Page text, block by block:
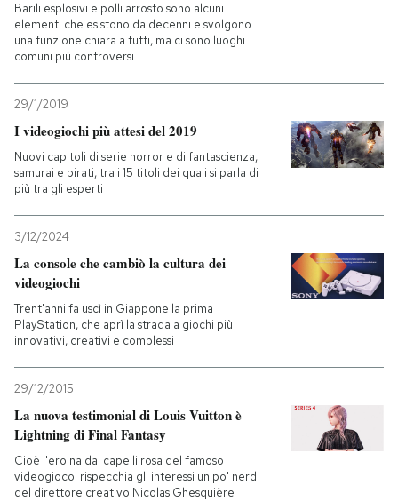
Barili esplosivi e polli arrosto sono alcuni
elementi che esistono da decenni e svolgono
una funzione chiara a tutti, ma ci sono luoghi
comuni più controversi
29/1/2019
I videogiochi più attesi del 2019
Nuovi capitoli di serie horror e di fantascienza,
samurai e pirati, tra i 15 titoli dei quali si parla di
più tra gli esperti
3/12/2024
La console che cambiò la cultura dei
videogiochi
Trent'anni fa uscì in Giappone la prima
PlayStation, che aprì la strada a giochi più
innovativi, creativi e complessi
29/12/2015
La nuova testimonial di Louis Vuitton è
Lightning di Final Fantasy
Cioè l'eroina dai capelli rosa del famoso
videogioco: rispecchia gli interessi un po' nerd
del direttore creativo Nicolas Ghesquière